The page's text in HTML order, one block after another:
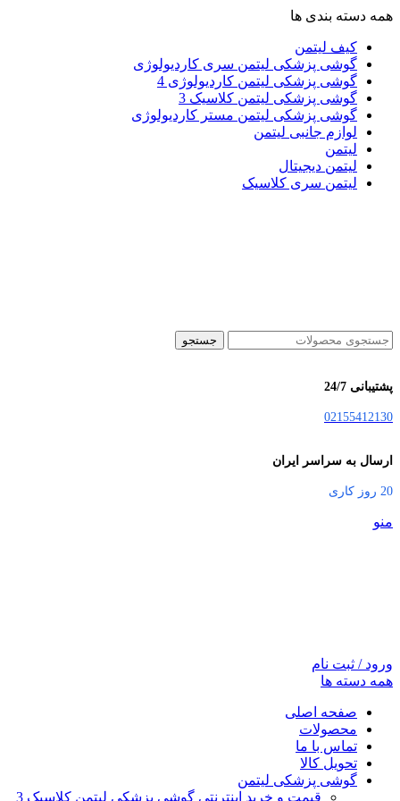
همه دسته بندی ها
کیف لیتمن
گوشی پزشکی لیتمن سری کاردیولوژی
گوشی پزشکی لیتمن کاردیولوژی 4
گوشی پزشکی لیتمن کلاسیک 3
گوشی پزشکی لیتمن مستر کاردیولوژی
لوازم جانبی لیتمن
لیتمن
لیتمن دیجیتال
لیتمن سری کلاسیک
جستجو
پشتیبانی 24/7
02155412130
ارسال به سراسر ایران
20 روز کاری
منو
ورود / ثبت نام
همه دسته ها
صفحه اصلی
محصولات
تماس با ما
تحویل کالا
گوشی پزشکی لیتمن
قیمت و خرید اینترنتی گوشی پزشکی لیتمن کلاسیک 3